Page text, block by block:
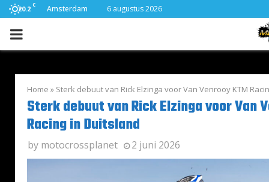
20.2 C Amsterdam 6 augustus 2026
PRIMARY
Home » Sterk debuut van Rick Elzinga voor Van Venrooy KTM
Sterk debuut van Rick Elzinga voor Van
Racing in Duitsland
by motocrossplanet 2 juni 2026